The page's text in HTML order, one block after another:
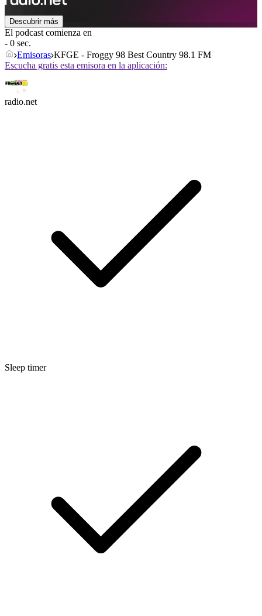
Descubrir más
El podcast comienza en
- 0 sec.
Emisoras KFGE - Froggy 98 Best Country 98.1 FM
Escucha gratis esta emisora en la aplicación:
radio.net
Sleep timer